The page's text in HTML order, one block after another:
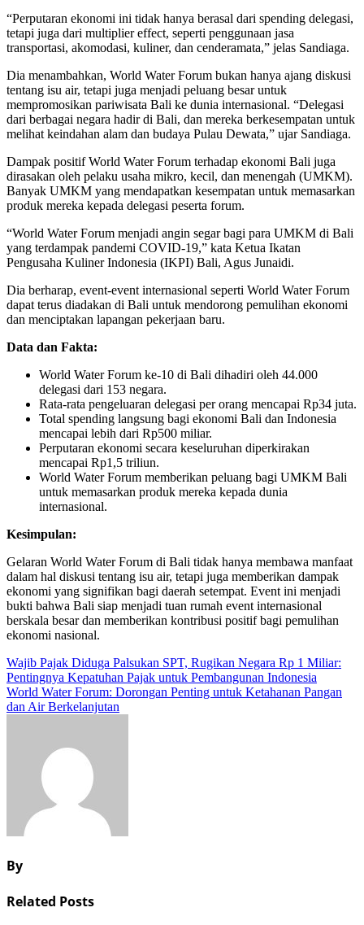
“Perputaran ekonomi ini tidak hanya berasal dari spending delegasi,
tetapi juga dari multiplier effect, seperti penggunaan jasa
transportasi, akomodasi, kuliner, dan cenderamata,” jelas Sandiaga.
Dia menambahkan, World Water Forum bukan hanya ajang diskusi
tentang isu air, tetapi juga menjadi peluang besar untuk
mempromosikan pariwisata Bali ke dunia internasional. “Delegasi
dari berbagai negara hadir di Bali, dan mereka berkesempatan untuk
melihat keindahan alam dan budaya Pulau Dewata,” ujar Sandiaga.
Dampak positif World Water Forum terhadap ekonomi Bali juga
dirasakan oleh pelaku usaha mikro, kecil, dan menengah (UMKM).
Banyak UMKM yang mendapatkan kesempatan untuk memasarkan
produk mereka kepada delegasi peserta forum.
“World Water Forum menjadi angin segar bagi para UMKM di Bali
yang terdampak pandemi COVID-19,” kata Ketua Ikatan
Pengusaha Kuliner Indonesia (IKPI) Bali, Agus Junaidi.
Dia berharap, event-event internasional seperti World Water Forum
dapat terus diadakan di Bali untuk mendorong pemulihan ekonomi
dan menciptakan lapangan pekerjaan baru.
Data dan Fakta:
World Water Forum ke-10 di Bali dihadiri oleh 44.000
delegasi dari 153 negara.
Rata-rata pengeluaran delegasi per orang mencapai Rp34 juta.
Total spending langsung bagi ekonomi Bali dan Indonesia
mencapai lebih dari Rp500 miliar.
Perputaran ekonomi secara keseluruhan diperkirakan
mencapai Rp1,5 triliun.
World Water Forum memberikan peluang bagi UMKM Bali
untuk memasarkan produk mereka kepada dunia
internasional.
Kesimpulan:
Gelaran World Water Forum di Bali tidak hanya membawa manfaat
dalam hal diskusi tentang isu air, tetapi juga memberikan dampak
ekonomi yang signifikan bagi daerah setempat. Event ini menjadi
bukti bahwa Bali siap menjadi tuan rumah event internasional
berskala besar dan memberikan kontribusi positif bagi pemulihan
ekonomi nasional.
Navigasi
pos
Wajib Pajak Diduga Palsukan SPT, Rugikan Negara Rp 1 Miliar:
Pentingnya Kepatuhan Pajak untuk Pembangunan Indonesia
World Water Forum: Dorongan Penting untuk Ketahanan Pangan
dan Air Berkelanjutan
By
Related Posts